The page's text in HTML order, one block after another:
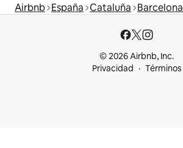
Airbnb España Cataluña Barcelona
© 2026 Airbnb, Inc.
Privacidad
Términos